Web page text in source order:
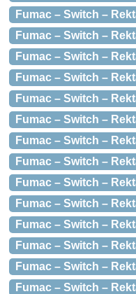
Fumac – Switch –
Fumac – Switch –
Fumac – Switch –
Fumac – Switch –
Fumac – Switch –
Fumac – Switch –
Fumac – Switch –
Fumac – Switch –
Fumac – Switch –
Fumac – Switch –
Fumac – Switch –
Fumac – Switch –
Fumac – Switch –
Fumac – Switch –